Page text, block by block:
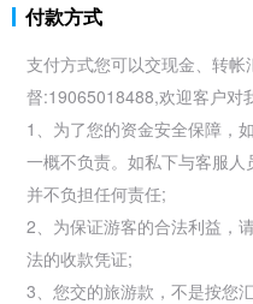
付款方式
支付方式您可以交现金、转
督:19065018488,欢迎客户对
1、为了您的资金安全保障，
一概不负责。如私下与客服
并不负担任何责任;
2、为保证游客的合法利益，
法的收款凭证;
3、您交的旅游款，不是按您